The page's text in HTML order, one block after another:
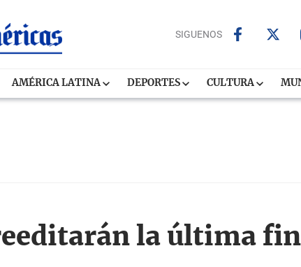
SIGUENOS
AMÉRICA LATINA DEPORTES CULTURA
la última